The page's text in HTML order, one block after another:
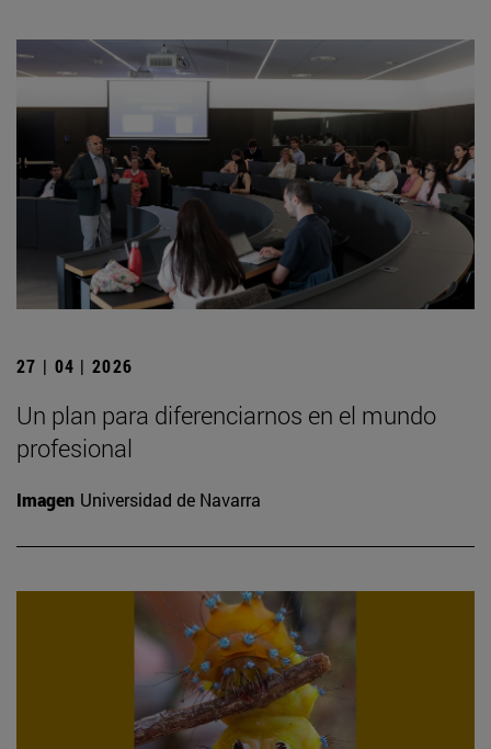
27 | 04 | 2026
Un plan para diferenciarnos en el mundo
profesional
Imagen Universidad de Navarra